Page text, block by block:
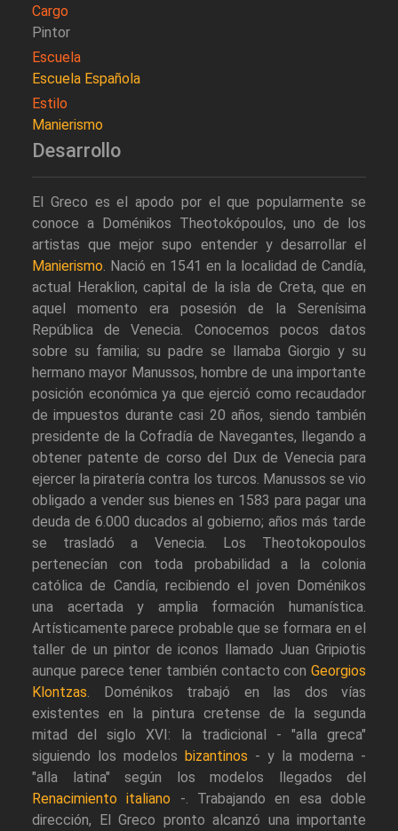
Cargo
Pintor
Escuela
Escuela Española
Estilo
Manierismo
Desarrollo
El Greco es el apodo por el que popularmente se
conoce a Doménikos Theotokópoulos, uno de los
artistas que mejor supo entender y desarrollar el
Manierismo. Nació en 1541 en la localidad de Candía,
actual Heraklion, capital de la isla de Creta, que en
aquel momento era posesión de la Serenísima
República de Venecia. Conocemos pocos datos
sobre su familia; su padre se llamaba Giorgio y su
hermano mayor Manussos, hombre de una importante
posición económica ya que ejerció como recaudador
de impuestos durante casi 20 años, siendo también
presidente de la Cofradía de Navegantes, llegando a
obtener patente de corso del Dux de Venecia para
ejercer la piratería contra los turcos. Manussos se vio
obligado a vender sus bienes en 1583 para pagar una
deuda de 6.000 ducados al gobierno; años más tarde
se trasladó a Venecia. Los Theotokopoulos
pertenecían con toda probabilidad a la colonia
católica de Candía, recibiendo el joven Doménikos
una acertada y amplia formación humanística.
Artísticamente parece probable que se formara en el
taller de un pintor de iconos llamado Juan Gripiotis
aunque parece tener también contacto con Georgios
Klontzas. Doménikos trabajó en las dos vías
existentes en la pintura cretense de la segunda
mitad del siglo XVI: la tradicional - "alla greca"
siguiendo los modelos bizantinos - y la moderna -
"alla latina" según los modelos llegados del
Renacimiento italiano -. Trabajando en esa doble
dirección, El Greco pronto alcanzó una importante